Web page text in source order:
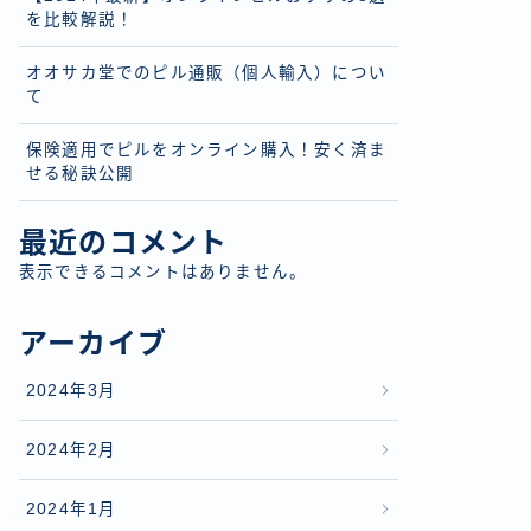
を比較解説！
オオサカ堂でのピル通販（個人輸入）につい
て
保険適用でピルをオンライン購入！安く済ま
せる秘訣公開
最近のコメント
表示できるコメントはありません。
アーカイブ
2024年3月
2024年2月
2024年1月